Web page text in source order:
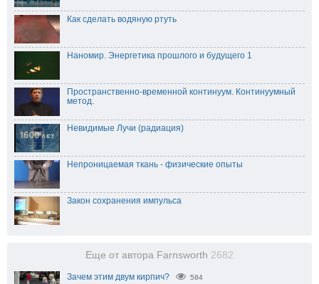
Как сделать водяную ртуть
Наномир. Энергетика прошлого и будущего 1
Пространственно-временной континуум. Континуумный
метод.
Невидимые Лучи (радиация)
Непроницаемая ткань - физические опыты
Закон сохранения импульса
Еще от автора Farnsworth 2682
Зачем этим двум кирпич? 584